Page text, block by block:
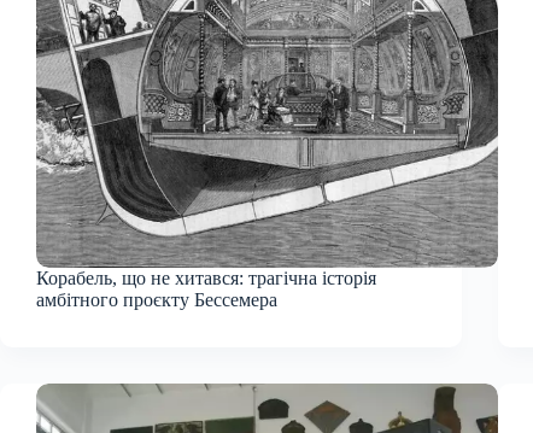
Корабель, що не хитався: трагічна історія
амбітного проєкту Бессемера